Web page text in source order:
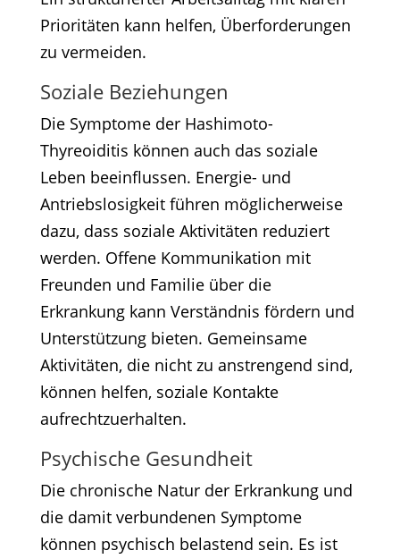
Prioritäten kann helfen, Überforderungen
zu vermeiden.​
Soziale Beziehungen
Die Symptome der Hashimoto-
Thyreoiditis können auch das soziale
Leben beeinflussen. Energie- und
Antriebslosigkeit führen möglicherweise
dazu, dass soziale Aktivitäten reduziert
werden. Offene Kommunikation mit
Freunden und Familie über die
Erkrankung kann Verständnis fördern und
Unterstützung bieten. Gemeinsame
Aktivitäten, die nicht zu anstrengend sind,
können helfen, soziale Kontakte
aufrechtzuerhalten.​
Psychische Gesundheit
Die chronische Natur der Erkrankung und
die damit verbundenen Symptome
können psychisch belastend sein. Es ist